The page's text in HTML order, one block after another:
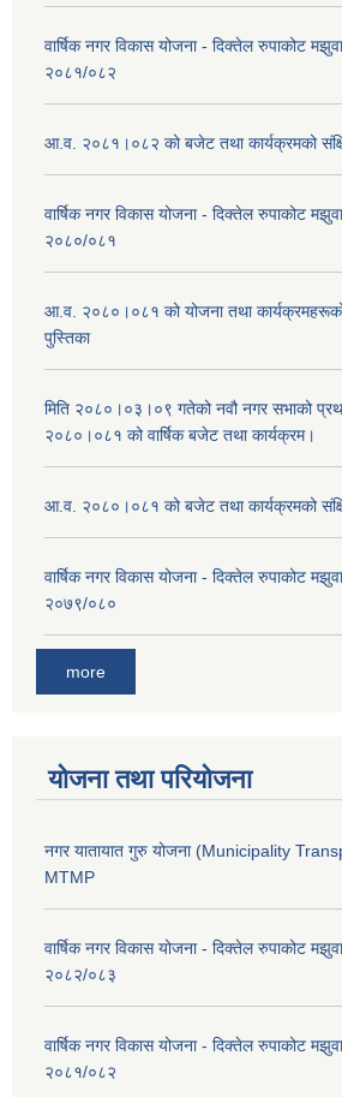
वार्षिक नगर विकास योजना - दिक्तेल रुपाकोट
२०८१/०८२
आ.व. २०८१।०८२ को बजेट तथा कार्यक्रमको
वार्षिक नगर विकास योजना - दिक्तेल रुपाकोट
२०८०/०८१
आ.व. २०८०।०८१ को योजना तथा कार्यक्रमहरूको
पुस्तिका
मिति २०८०।०३।०९ गतेको नवौ नगर सभाको
२०८०।०८१ को वार्षिक बजेट तथा कार्यक्रम।
आ.व. २०८०।०८१ को बजेट तथा कार्यक्रमको
वार्षिक नगर विकास योजना - दिक्तेल रुपाकोट
२०७९/०८०
more
योजना तथा परियोजना
नगर यातायात गुरु योजना (Municipality
MTMP
वार्षिक नगर विकास योजना - दिक्तेल रुपाकोट
२०८२/०८३
वार्षिक नगर विकास योजना - दिक्तेल रुपाकोट
२०८१/०८२